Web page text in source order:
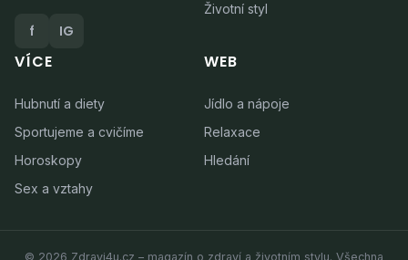
f IG
Životní styl
VÍCE
Hubnutí a diety
Sportujeme a cvičíme
Horoskopy
Sex a vztahy
WEB
Jídlo a nápoje
Relaxace
Hledání
© 2026 Zdravi4u.cz – magazín o zdraví a životním stylu. Všechna